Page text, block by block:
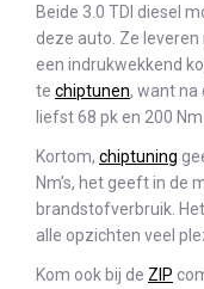
Beide 3.0 TDI diesel
deze auto. Ze
een indrukwekkend
te chiptunen, want na
liefst 68 pk en 200
Kortom, chiptuning
Nm’s, het geeft in de
brandstofverbruik.
alle opzichten veel
Kom ook bij de ZIP